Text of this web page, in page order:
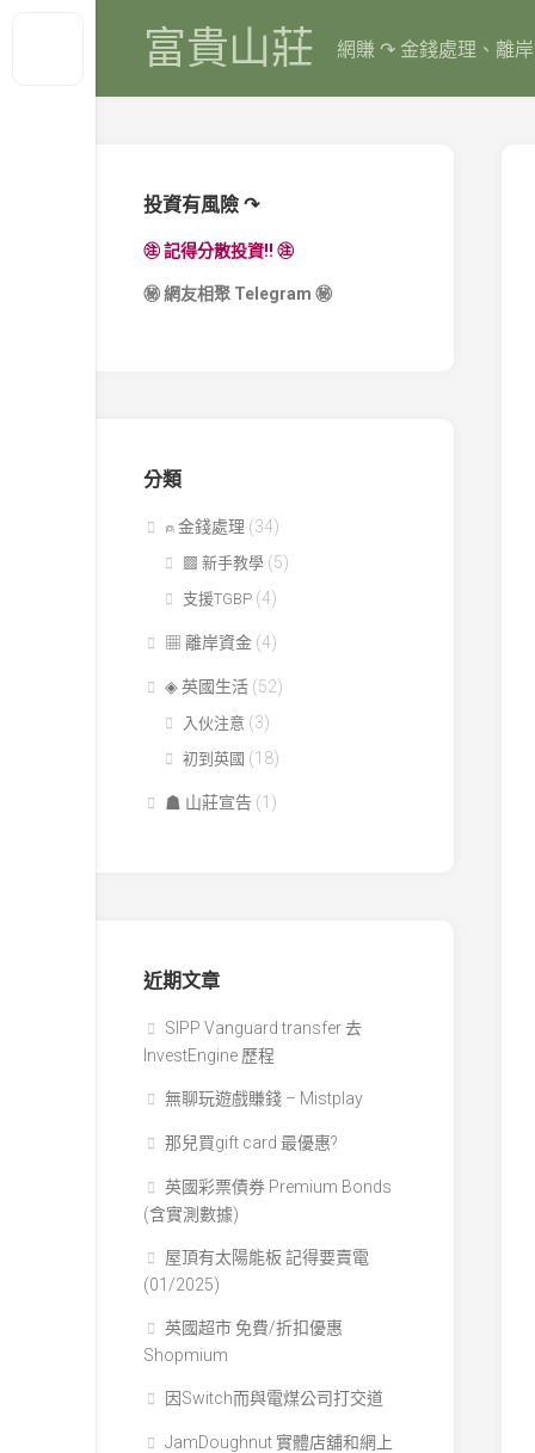
富貴山莊 網賺 ↷ 金錢處理、離
投資有風險 ↷
㊟ 記得分散投資!! ㊟
㊙網友相聚 Telegram ㊙
分類
⍝ 金錢處理 (34)
▩ 新手教學 (5)
支援TGBP (4)
▦ 離岸資金 (4)
◈ 英國生活 (52)
入伙注意 (3)
初到英國 (18)
☗ 山莊宣告 (1)
近期文章
SIPP Vanguard transfer 去
InvestEngine 歷程
無聊玩遊戲賺錢 – Mistplay
那兒買gift card 最優惠?
英國彩票債券 Premium Bonds
(含實測數據)
屋頂有太陽能板 記得要賣電
(01/2025)
英國超市 免費/折扣優惠
Shopmium
因Switch而與電煤公司打交道
JamDoughnut 實體店舖和網上